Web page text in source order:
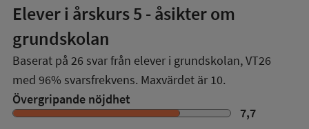
Elever i årskurs 5 - åsikter om
grundskolan
Baserat på 26 svar från elever i grundskolan,VT26
med 96% svarsfrekvens. Maxvärdet är 10.
Övergripande nöjdhet
7,7